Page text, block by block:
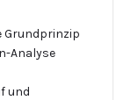
Grundprinzip
Analyse
und